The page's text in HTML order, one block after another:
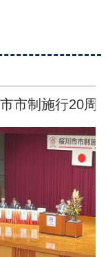
市制施行20周